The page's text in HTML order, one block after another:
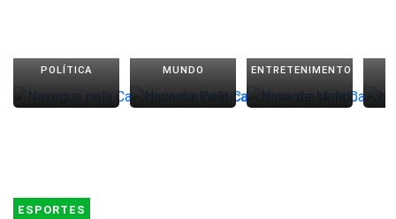
POLÍTICA MUNDO ENTRETENIMENTO
ESPORTES